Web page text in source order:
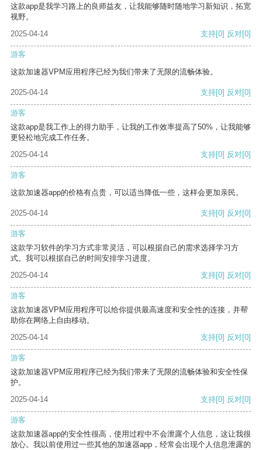
这款app是我学习路上的良师益友，让我能够随时随地学习新知识，拓宽
视野。
2025-04-14
支持[0] 反对[0]
游客
这款加速器VPM应用程序已经为我们带来了无限的流畅体验。
2025-04-14 支持[0] 反对[0]
游客
这款app是我工作上的得力助手，让我的工作效率提高了50%，让我能够
更轻松地完成工作任务。
2025-04-14
支持[0] 反对[0]
游客
这款加速器app的价格有点贵，可以适当降低一些，这样会更加亲民。
2025-04-14 支持[0] 反对[0]
游客
这款学习软件的学习方式非常灵活，可以根据自己的需求选择学习方
式。我可以根据自己的时间安排学习进度。
2025-04-14
支持[0] 反对[0]
游客
这款加速器VPM应用程序可以给你提供最高速度和安全性的连接，并帮
助你在网络上自由移动。
2025-04-14
支持[0] 反对[0]
游客
这款加速器VPM应用程序已经为我们带来了无限的流畅体验和安全性保
护。
2025-04-14
支持[0] 反对[0]
游客
这款加速器app的安全性很高，使用过程中不会泄露个人信息，这让我很
放心。我以前使用过一些其他的加速器app，经常会出现个人信息泄露的